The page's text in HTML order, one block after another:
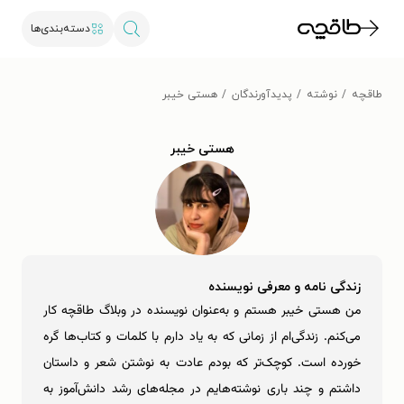
دسته‌بندی‌ها
طاقچه نوشته پدیدآورندگان هستی خیبر
هستی خیبر
زندگی نامه و معرفی نویسنده
من هستی خیبر هستم و به‌عنوان نویسنده در وبلاگ طاقچه کار
می‌کنم. زندگی‌ام از زمانی که به یاد دارم با کلمات و کتاب‌ها گره
خورده است. کوچک‌تر که بودم عادت به نوشتن شعر و داستان
داشتم و چند باری نوشته‌هایم در مجله‌های رشد دانش‌آموز به